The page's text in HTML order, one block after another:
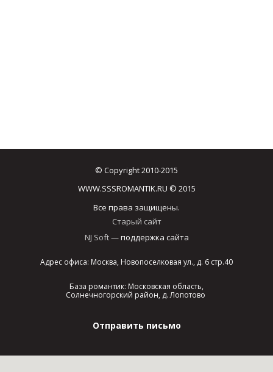
© Copyright 2010-2015
WWW.SSSROMANTIK.RU © 2015
Все права защищены.
Старый сайт
NJ Soft— поддержка сайта
Адрес офиса: Москва, Новопоселковая ул., д. 6 стр.40
База романтик: Московская область,
Солнечногорский район, д. Лопотово
Отправить письмо